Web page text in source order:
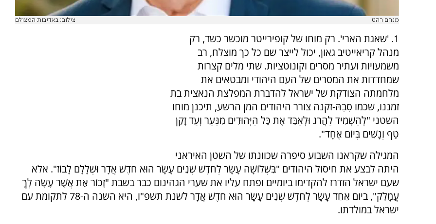
מנחם רהט צילום: באדיבות המצולם
1. 'שאגת הארי'. רק מוחו של קופירייטר מוכשר כשד, רק
מנהל קריאייטיב גאון, יכול לייצר שם כל כך מוצלח, רב
משמעויות ועתיר מסרים וקונוטציות. שתי מלים קצרות
שמחדדות את המסרים של העם היהודי ומבטאים את
מלחמתה הצודקת של ישראל להדברת המפלצת הנאצית בת
זמננו, שכמו סָבָהּ-זקנה צורר היהודים המן הרשע, תיכנן מוחו
השטני "לְהַשְׁמִיד לַהֲרֹג וּלְאַבֵּד אֶת כׇּל הַיְּהוּדִים מִנַּעַר וְעַד זָקֵן
טַף וְנָשִׁים בְּיוֹם אֶחָד".
המגילה שקראנו השבוע סיפרה שכוונתו של השטן האיראני
היתה לבצע את חיסול היהודים "בִּשְׁלוֹשָׁה עָשָׂר לְחֹדֶשׁ שְׁנֵים עָשָׂר הוּא חֹדֶשׁ אֲדָר וּשְׁלָלָם לָבוֹז". אלא
שעם ישראל הזדרז להקדימו ביומיים ופתח עליו את שערי הגהינום כבר בשבת "זָכוֹר אֵת אֲשֶׁר עָשָׂה לְךָ
עֲמָלֵק", ביום אַחַד עָשָׂר לְחֹדֶשׁ שְׁנֵים עָשָׂר הוּא חֹדֶשׁ אֲדָר לשנת תשפ"ו, היא השנה ה-78 לתקומת עם
ישראל במולדתו.